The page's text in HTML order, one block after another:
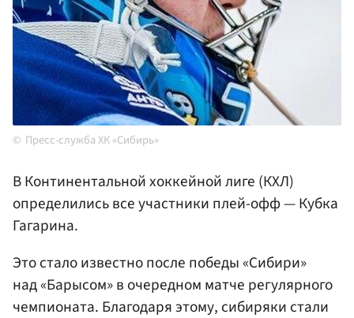
Пресс-служба ХК «Сибирь»
В Континентальной хоккейной лиге (КХЛ)
определились все участники плей-офф — Кубка
Гагарина.
Это стало известно после победы «Сибири»
над «Барысом» в очередном матче регулярного
чемпионата. Благодаря этому, сибиряки стали